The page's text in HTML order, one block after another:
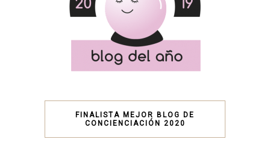
FINALISTA MEJOR BLOG DE
CONCIENCIACIÓN 2020